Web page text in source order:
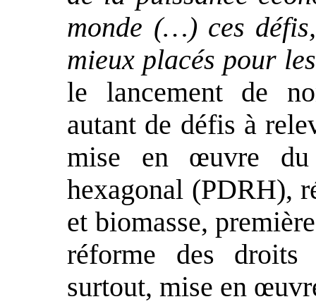
monde (…) ces
mieux placés pour
le lancement de
autant de défis à
mise en œuvre
hexagonal (PDRH),
et biomasse,
réforme des
surtout, mise en œ